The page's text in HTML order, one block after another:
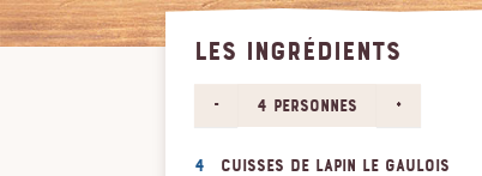
LES INGRÉDIENTS
- 4 personnes +
4 cuisses de lapin Le Gaulois